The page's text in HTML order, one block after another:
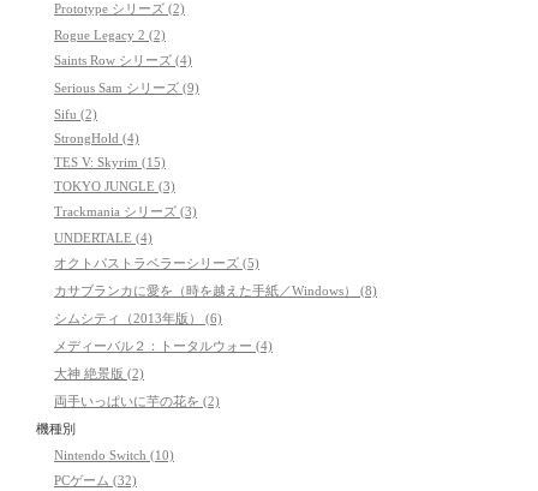
Prototype シリーズ (2)
Rogue Legacy 2 (2)
Saints Row シリーズ (4)
Serious Sam シリーズ (9)
Sifu (2)
StrongHold (4)
TES V: Skyrim (15)
TOKYO JUNGLE (3)
Trackmania シリーズ (3)
UNDERTALE (4)
オクトパストラベラーシリーズ (5)
カサブランカに愛を（時を越えた手紙／Windows） (8)
シムシティ（2013年版） (6)
メディーバル２：トータルウォー (4)
大神 絶景版 (2)
両手いっぱいに芋の花を (2)
機種別
Nintendo Switch (10)
PCゲーム (32)